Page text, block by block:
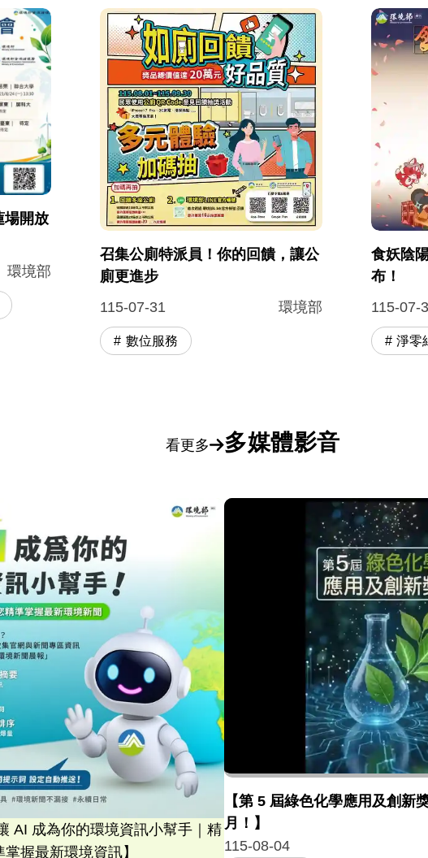
場開放
環境部
召集公廁特派員！你的回饋，讓公
廁更進步
115-07-31
環境部
數位服務
食妖陰
布！
115-07-
淨零
看更多
AI 成為你的環境資訊小幫手｜精
掌握最新環境資訊】
多媒體影音
【第 5 屆綠色化學應用及創新
月！】
115-08-04